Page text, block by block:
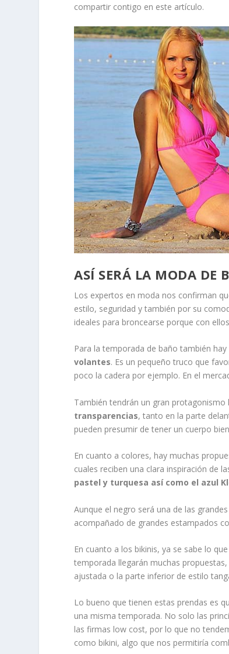
compartir contigo en este artículo.
ASÍ SERÁ LA MODA DE
Los expertos en moda nos confirman
estilo, seguridad y también por su
ideales para broncearse porque con
Para la temporada de baño también
volantes. Es un pequeño truco que
poco la cadera por ejemplo. En el
También tendrán un gran protagonismo
transparencias, tanto en la parte
pueden presumir de tener un cuerpo
En cuanto a colores, hay muchas
cuales reciben una clara inspiración de
pastel y turquesa así como el azul
Aunque el negro será una de las
acompañado de grandes estampados
En cuanto a los bikinis, ya se sabe lo
temporada llegarán muchas
ajustada o la parte inferior de estilo
Lo bueno que tienen estas prendas es
una misma temporada. No solo las
las firmas low cost, por lo que no
como bikini, algo que nos permitiría